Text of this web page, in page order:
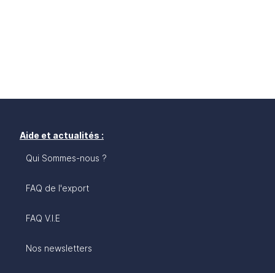
Aide et actualités :
Qui Sommes-nous ?
FAQ de l'export
FAQ V.I.E
Nos newsletters